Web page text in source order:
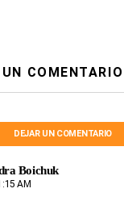
UN COMENTARIO
DEJAR UN COMENTARIO
Boichuk
AM